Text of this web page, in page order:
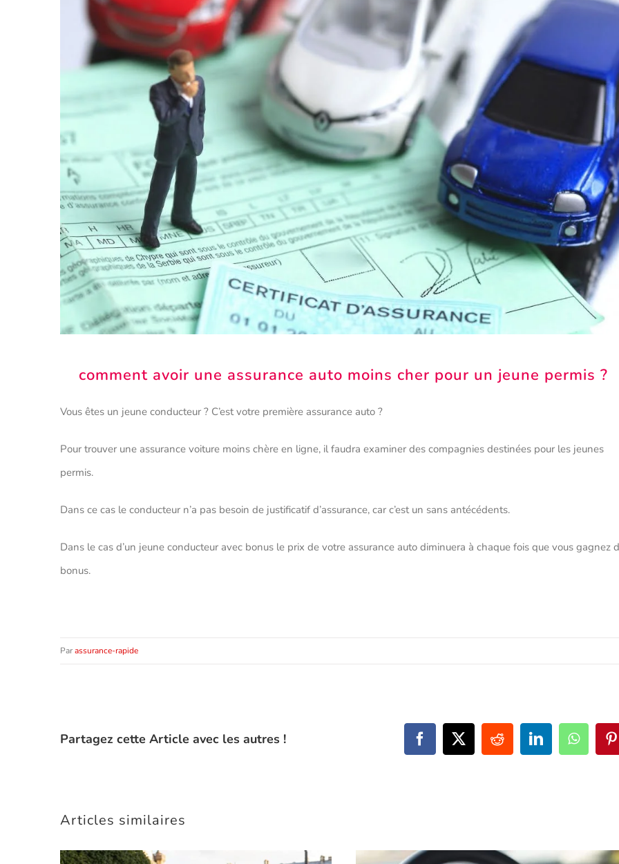
comment avoir une assurance auto moins cher pour un jeune permis ?
Vous êtes un jeune conducteur ? C’est votre première assurance auto ?
Pour trouver une assurance voiture moins chère en ligne, il faudra examiner des compagnies destinées pour les jeunes
permis.
Dans ce cas le conducteur n’a pas besoin de justificatif d’assurance, car c’est un sans antécédents.
Dans le cas d’un jeune conducteur avec bonus le prix de votre assurance auto diminuera à chaque fois que vous gagnez
bonus.
Parassurance-rapide
Partagez cette Article avec les autres ! Facebook
X RedditLinkedIn
Articles similaires